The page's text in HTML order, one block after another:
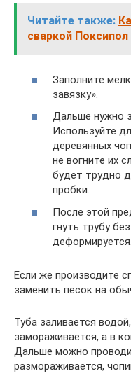
Читайте также:
сваркой
Заполните
завязку».
Дальше нужно
Используйте
деревянных
не вогните их
будет трудно
пробки.
После этой
гнуть трубу
деформируется.
Если же производите
заменить песок на
Туба заливается
замораживается, а в
Дальше можно
размораживается,